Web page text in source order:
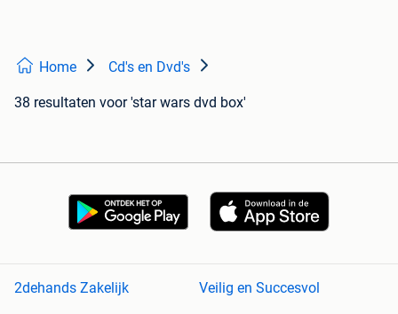
Home Cd's en Dvd's
38 resultaten voor 'star wars dvd box'
2dehands Zakelijk
Veilig en Succesvol